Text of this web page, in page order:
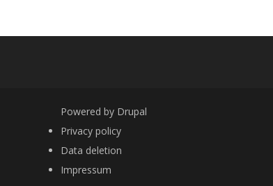
Powered by Drupal
FOOTER
Privacy policy
Data deletion
Impressum